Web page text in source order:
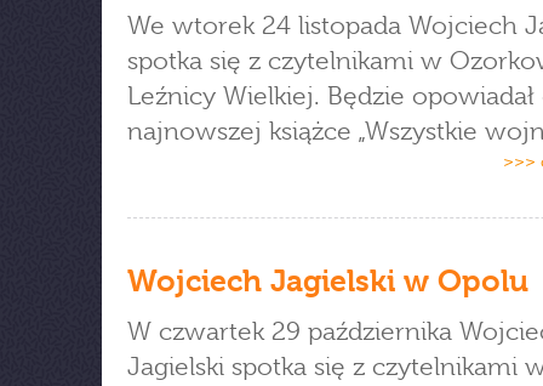
We wtorek 24 listopada Wojciech
spotka się z czytelnikami w
Leźnicy Wielkiej. Będzie
najnowszej książce „Wszystkie
>>>
Wojciech Jagielski w Opolu
W czwartek 29 października
Jagielski spotka się z czytelnikami